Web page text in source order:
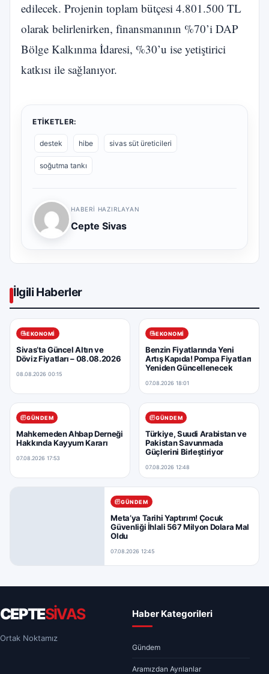
edilecek. Projenin toplam bütçesi 4.801.500 TL
olarak belirlenirken, finansmanının %70’i DAP
Bölge Kalkınma İdaresi, %30’u ise yetiştirici
katkısı ile sağlanıyor.
ETIKETLER:
destek hibe sivas süt üreticileri
soğutma tankı
HABERI HAZIRLAYAN
Cepte Sivas
İlgili Haberler
EKONOMI
Sivas’ta Güncel Altın ve
Döviz Fiyatları – 08.08.2026
08.08.2026 00:15
EKONOMI
Benzin Fiyatlarında Yeni
Artış Kapıda! Pompa Fiyatları
Yeniden Güncellenecek
07.08.2026 18:01
GÜNDEM
Mahkemeden Ahbap Derneği
Hakkında Kayyum Kararı
07.08.2026 17:53
GÜNDEM
Türkiye, Suudi Arabistan ve
Pakistan Savunmada
Güçlerini Birleştiriyor
07.08.2026 12:48
GÜNDEM
Meta’ya Tarihi Yaptırım! Çocuk
Güvenliği İhlali 567 Milyon Dolara Mal
Oldu
07.08.2026 12:45
CEPTESİVAS
Ortak Noktamız
Haber Kategorileri
Gündem
Aramızdan Ayrılanlar